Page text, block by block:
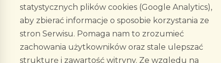
statystycznych plików cookies (Google Analytics),
aby zbierać informacje o sposobie korzystania ze
stron Serwisu. Pomaga nam to zrozumieć
zachowania użytkowników oraz stale ulepszać
strukturę i zawartość witryny. Ze względu na